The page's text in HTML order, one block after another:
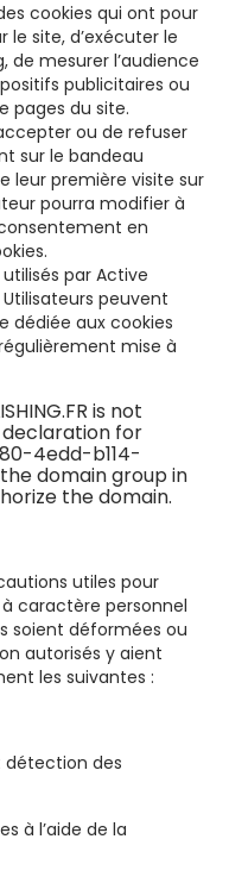
cookies qui ont pour
site, d’exécuter le
de mesurer l’audience
publicitaires ou
pages du site.
ou de refuser
sur le bandeau
leur première visite sur
pourra modifier à
en
par Active
peuvent
dédiée aux cookies
mise à
is not
for
4edd-b114-
domain group in
the domain.
utiles pour
caractère personnel
soient déformées ou
autorisés y aient
les suivantes :
détection des
à l’aide de la